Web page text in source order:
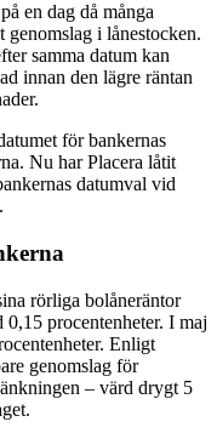
en dag då många
genomslag i lånestocken.
samma datum kan
innan den lägre räntan
för bankernas
Nu har Placera låtit
datumval vid
rörliga bolåneräntor
procentenheter. I maj
Enligt
genomslag för
– värd drygt 5